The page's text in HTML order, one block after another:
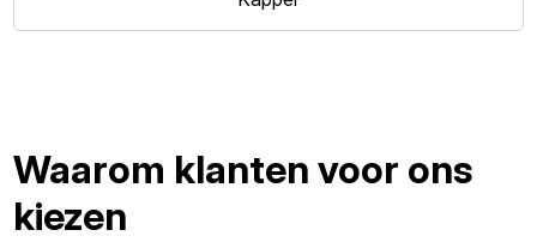
Waarom klanten voor ons
kiezen